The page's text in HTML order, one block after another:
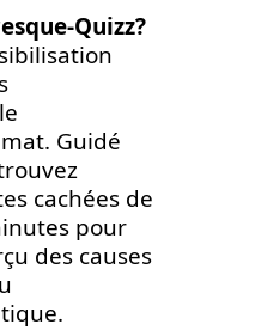
Quizz?
Guidé
cachées de
pour
des causes